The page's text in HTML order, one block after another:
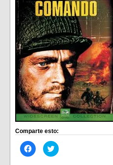
Comparte esto:
Haz
clic
Haz
clic